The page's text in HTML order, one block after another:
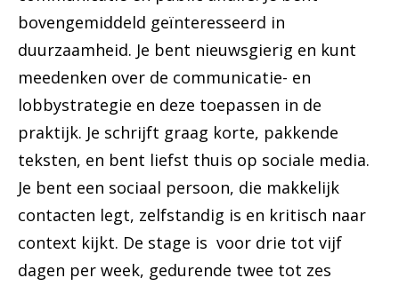
bovengemiddeld geïnteresseerd in
duurzaamheid. Je bent nieuwsgierig en kunt
meedenken over de communicatie- en
lobbystrategie en deze toepassen in de
praktijk. Je schrijft graag korte, pakkende
teksten, en bent liefst thuis op sociale media.
Je bent een sociaal persoon, die makkelijk
contacten legt, zelfstandig is en kritisch naar
context kijkt. De stage is voor drie tot vijf
dagen per week, gedurende twee tot zes